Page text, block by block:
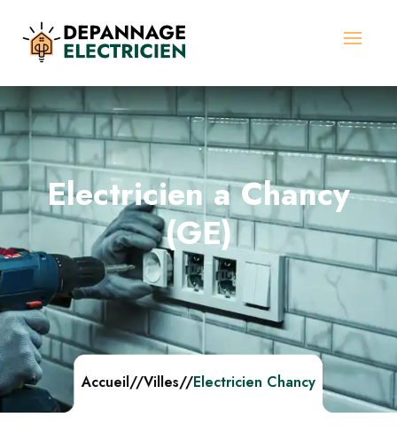
Electricien a Chancy
(GE)
Accueil//Villes//Electricien Chancy